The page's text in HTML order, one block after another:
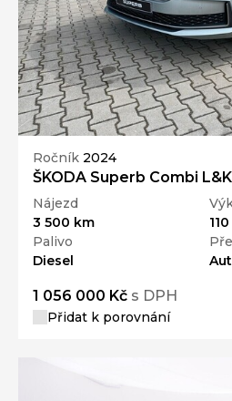
Ročník 2024
ŠKODA Superb Combi
Nájezd
3 500 km
Palivo
Diesel
1 056 000 Kč s DPH
Přidat k porovnání